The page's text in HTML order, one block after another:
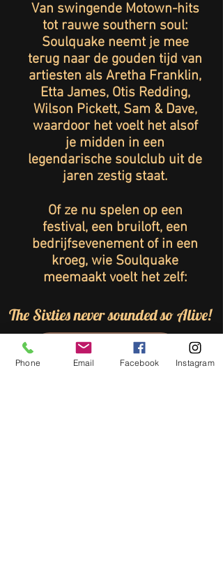
Van swingende Motown-hits
tot rauwe southern soul:
Soulquake neemt je mee
terug naar de gouden tijd van
artiesten als Aretha Franklin,
Etta James, Otis Redding,
Wilson Pickett, Sam & Dave,
waardoor het voelt het alsof
je midden in een
legendarische soulclub uit de
jaren zestig staat.
Of ze nu spelen op een
festival, een bruiloft, een
bedrijfsevenement of in een
kroeg, wie Soulquake
meemaakt voelt het zelf:
The Sixties never sounded so Alive!
Boek Soulquake
Phone Email Facebook Instagram